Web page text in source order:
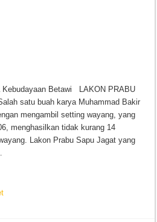
Kebudayaan Betawi LAKON PRABU
satu buah karya Muhammad Bakir
mengambil setting wayang, yang
menghasilkan tidak kurang 14
Lakon Prabu Sapu Jagat yang